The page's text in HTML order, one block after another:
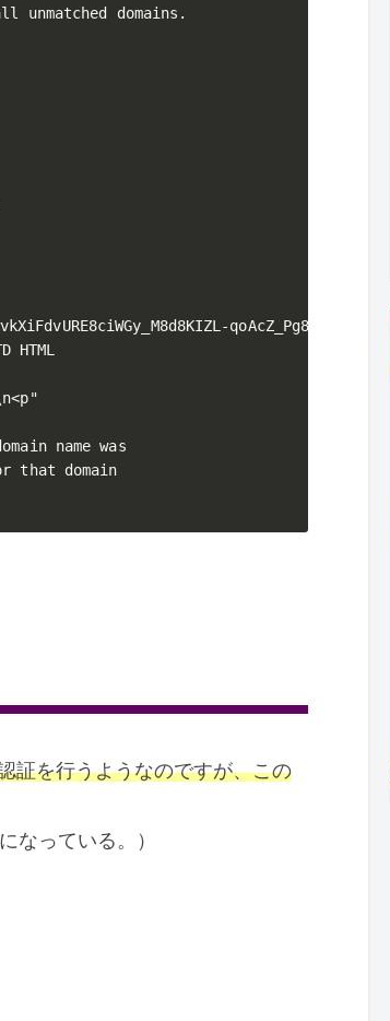
unmatched domains.
qoAcZ_Pg8JNd8Hw
HTML
name was
that domain
証を行うようなのですが、この
なっている。）